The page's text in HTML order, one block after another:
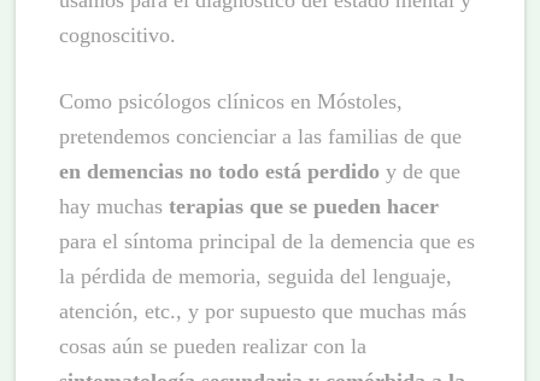
cognoscitivo.
Como psicólogos clínicos en Móstoles,
pretendemos concienciar a las familias de que
en demencias no todo está perdido y de que
hay muchasterapias que se pueden hacer
para el síntoma principal de la demencia que es
la pérdida de memoria, seguida del lenguaje,
atención, etc., y por supuesto que muchas más
cosas aún se pueden realizar con la